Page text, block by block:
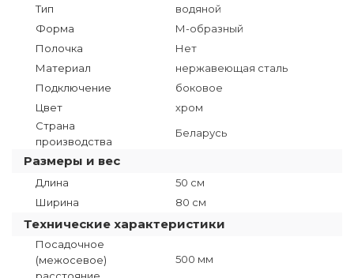
Тип
водяной
Форма
М-образный
Полочка
Нет
Материал
нержавеющая сталь
Подключение
боковое
Цвет
хром
Страна
производства
Беларусь
Размеры и вес
Длина
50 см
Ширина
80 см
Технические характеристики
Посадочное
(межосевое)
500 мм